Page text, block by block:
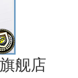
舰店